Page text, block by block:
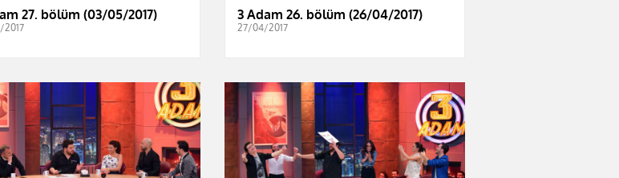
27. bölüm (03/05/2017) 3 Adam 26. bölüm (26/04/2017)
27/04/2017